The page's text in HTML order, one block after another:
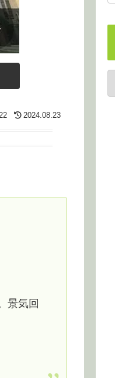
2024.08.23
景気回